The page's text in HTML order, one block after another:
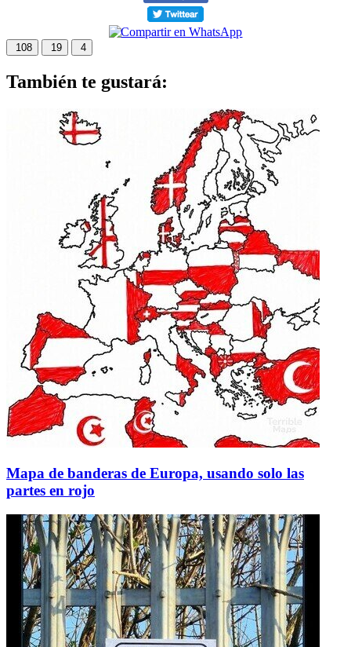
108 19 4
También te gustará:
Mapa de banderas de Europa, usando solo las
partes en rojo